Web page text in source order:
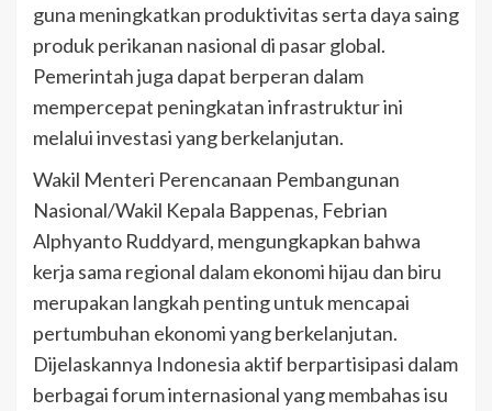
guna meningkatkan produktivitas serta daya saing
produk perikanan nasional di pasar global.
Pemerintah juga dapat berperan dalam
mempercepat peningkatan infrastruktur ini
melalui investasi yang berkelanjutan.
Wakil Menteri Perencanaan Pembangunan
Nasional/Wakil Kepala Bappenas, Febrian
Alphyanto Ruddyard, mengungkapkan bahwa
kerja sama regional dalam ekonomi hijau dan biru
merupakan langkah penting untuk mencapai
pertumbuhan ekonomi yang berkelanjutan.
Dijelaskannya Indonesia aktif berpartisipasi dalam
berbagai forum internasional yang membahas isu